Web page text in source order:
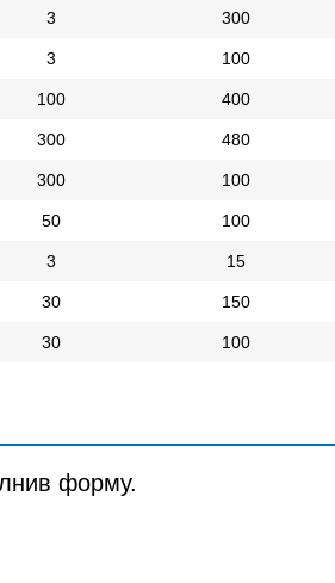
3 300
3 100
100 400
300 480
300 100
50 100
3 15
30 150
30 100
форму.